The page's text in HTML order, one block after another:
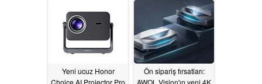
Yeni ucuz Honor
Choice AI Projector Pro
Ön sipariş fırsatları:
AWOL Vision'ın yeni 4K